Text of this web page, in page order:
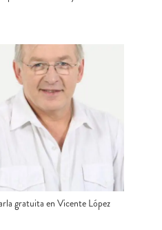
gratuita en Vicente López